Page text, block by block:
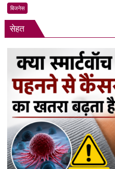
बिजनेस
सेहत